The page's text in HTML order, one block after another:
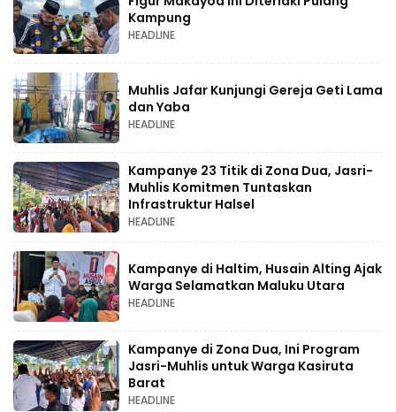
Kampung
HEADLINE
Muhlis Jafar Kunjungi Gereja Geti Lama
dan Yaba
HEADLINE
Kampanye 23 Titik di Zona Dua, Jasri-
Muhlis Komitmen Tuntaskan
Infrastruktur Halsel
HEADLINE
Kampanye di Haltim, Husain Alting Ajak
Warga Selamatkan Maluku Utara
HEADLINE
Kampanye di Zona Dua, Ini Program
Jasri-Muhlis untuk Warga Kasiruta
Barat
HEADLINE